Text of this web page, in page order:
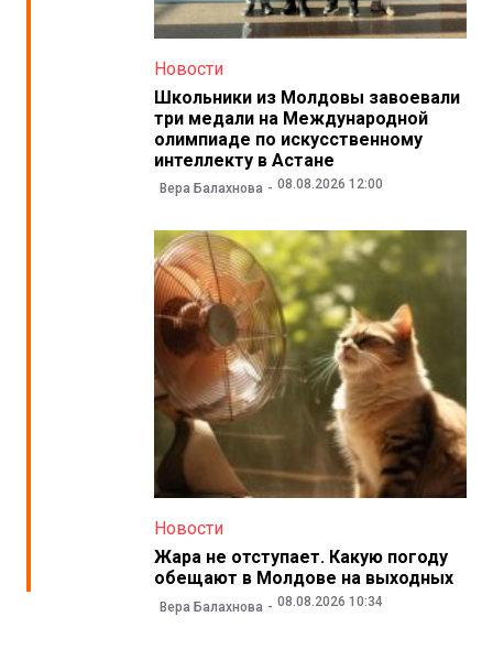
Новости
Школьники из Молдовы завоевали
три медали на Международной
олимпиаде по искусственному
интеллекту в Астане
Вера Балахнова 08.08.2026 12:00
Новости
Жара не отступает. Какую погоду
обещают в Молдове на выходных
Вера Балахнова 08.08.2026 10:34